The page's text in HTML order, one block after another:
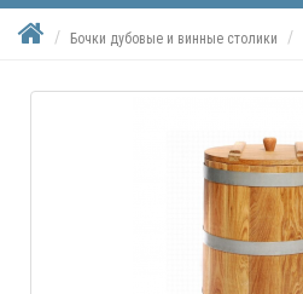
Бочки дубовые и винные столики